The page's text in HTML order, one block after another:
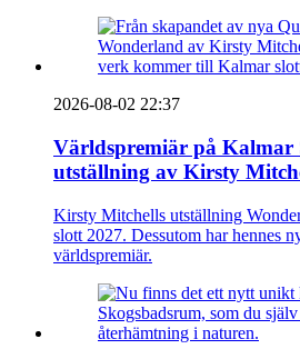
2026-08-02 22:37
Världspremiär på Kalmar
utställning av Kirsty
Kirsty Mitchells utställning
slott 2027. Dessutom har hennes
världspremiär.